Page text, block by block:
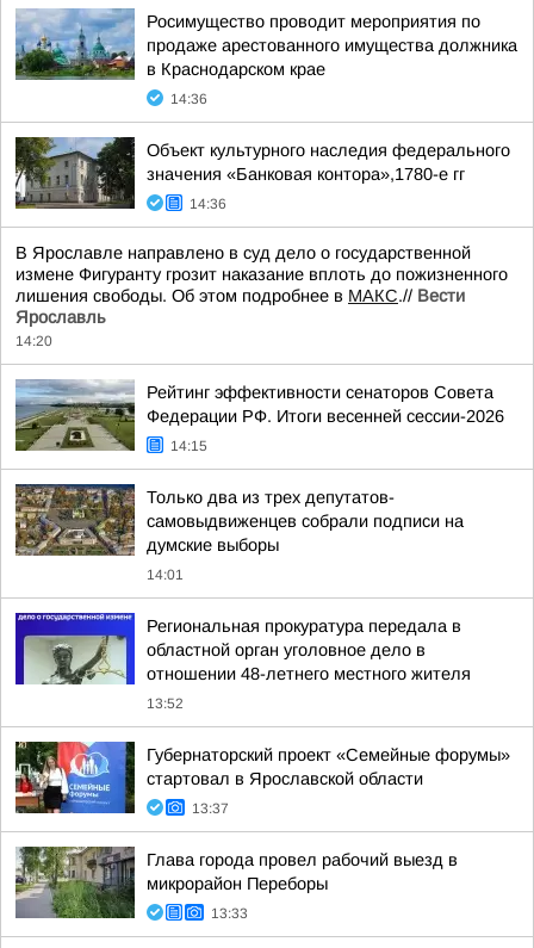
Росимущество проводит мероприятия по
продаже арестованного имущества должника
в Краснодарском крае
14:36
Объект культурного наследия федерального
значения «Банковая контора»,1780-е гг
14:36
В Ярославле направлено в суд дело о государственной
измене Фигуранту грозит наказание вплоть до пожизненного
лишения свободы. Об этом подробнее в МАКС.// Вести
Ярославль
14:20
Рейтинг эффективности сенаторов Совета
Федерации РФ. Итоги весенней сессии-2026
14:15
Только два из трех депутатов-
самовыдвиженцев собрали подписи на
думские выборы
14:01
Региональная прокуратура передала в
областной орган уголовное дело в
отношении 48-летнего местного жителя
13:52
Губернаторский проект «Семейные форумы»
стартовал в Ярославской области
13:37
Глава города провел рабочий выезд в
микрорайон Переборы
13:33